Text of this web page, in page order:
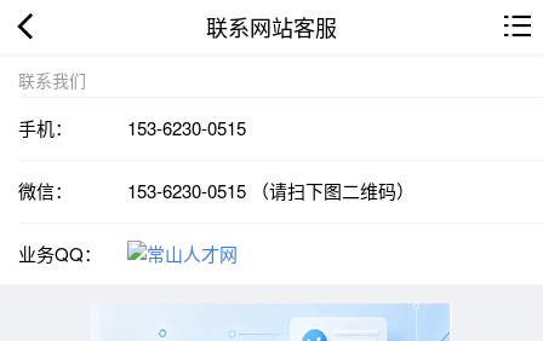
联系网站客服
联系我们
手机： 153-6230-0515
微信： 153-6230-0515 （请扫下图二维码）
业务QQ：